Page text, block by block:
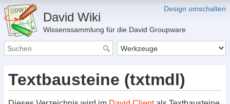
Design umschalten
David Wiki
Wissenssammlung für die David Groupware
Textbausteine (txtmdl)